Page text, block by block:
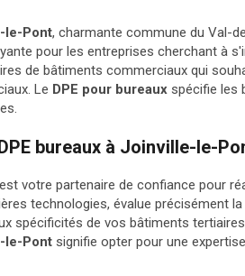
le-Pont, charmante commune du Val-
pour les entreprises cherchant à
de bâtiments commerciaux qui
Le DPE pour bureaux spécifie les
bureaux à Joinville-le-
est votre partenaire de confiance pour
technologies, évalue précisément
spécificités de vos bâtiments
le-Pont signifie opter pour une